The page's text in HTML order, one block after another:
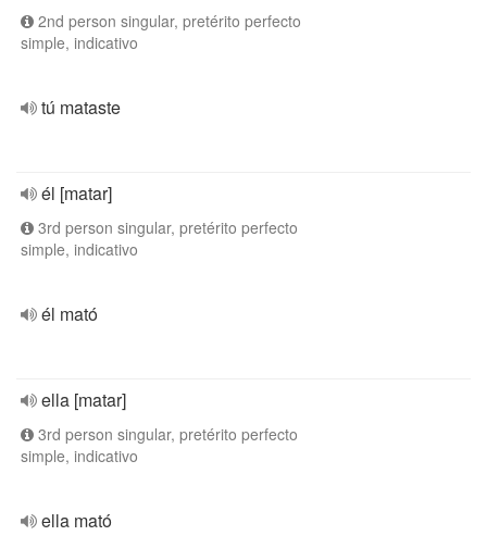
2nd person singular, pretérito perfecto
simple, indicativo
tú mataste
él [matar]
3rd person singular, pretérito perfecto
simple, indicativo
él mató
ella [matar]
3rd person singular, pretérito perfecto
simple, indicativo
ella mató